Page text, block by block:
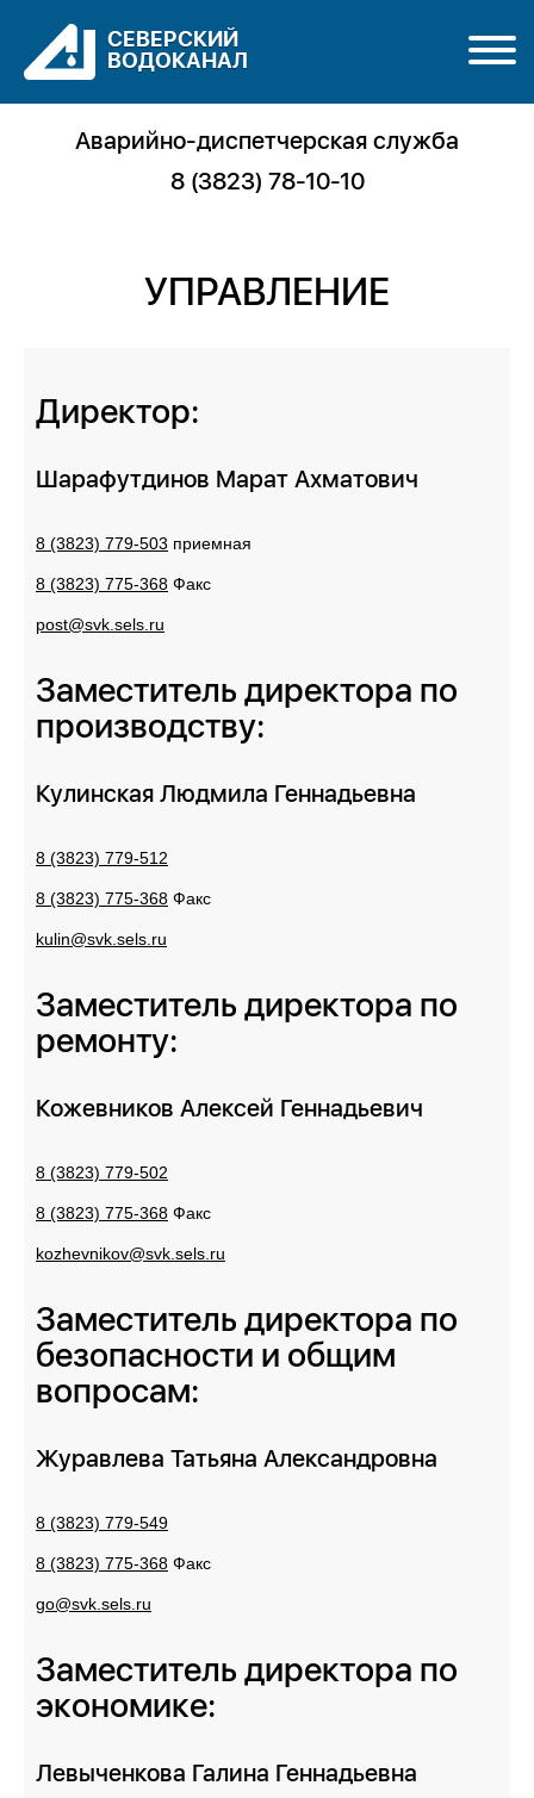
Аварийно-диспетчерская служба
8 (3823) 78-10-10
СЕВЕРСКИЙ
ВОДОКАНАЛ
УПРАВЛЕНИЕ
Директор:
Шарафутдинов Марат Ахматович
8 (3823) 779-503 приемная
8 (3823) 775-368 Факс
pоst@svk.sеls.ru
Заместитель директора по
производству:
Кулинская Людмила Геннадьевна
8 (3823) 779-512
8 (3823) 775-368 Факс
kulin@svk.sels.ru
Заместитель директора по
ремонту:
Кожевников Алексей Геннадьевич
8 (3823) 779-502
8 (3823) 775-368 Факс
kozhevnikov@svk.sels.ru
Заместитель директора по
безопасности и общим
вопросам:
Журавлева Татьяна Александровна
8 (3823) 779-549
8 (3823) 775-368 Факс
go@svk.sеls.ru
Заместитель директора по
экономике:
Левыченкова Галина Геннадьевна